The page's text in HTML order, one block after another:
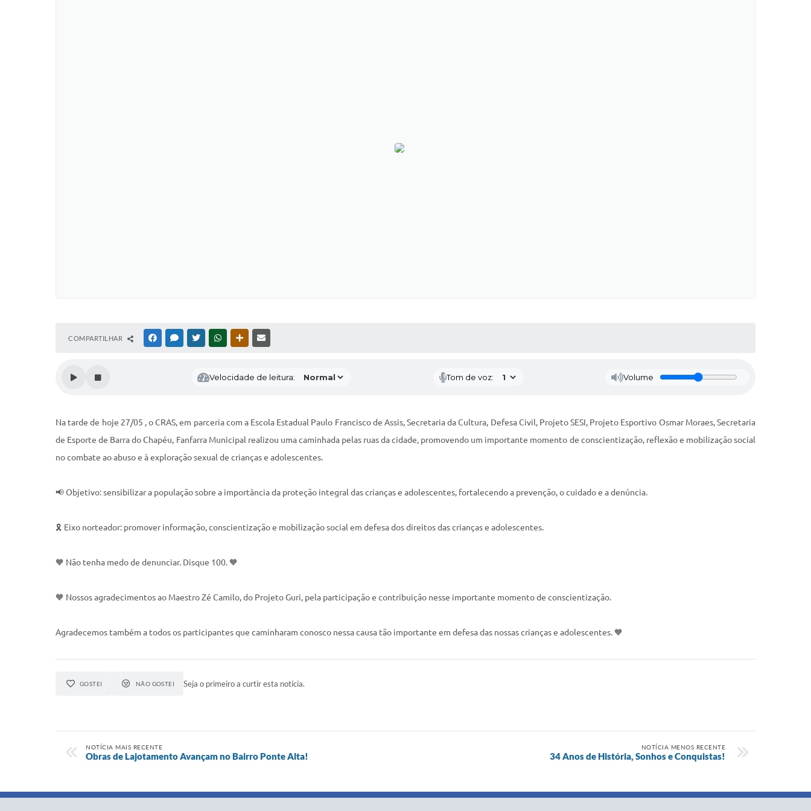
COMPARTILHAR FACEBOOKMESSENGER
TWITTERWHATSAPPOUTRAS MÍDIAS
Velocidade de leitura: Tom de voz: Volume
Na tarde de hoje 27/05 , o CRAS, em parceria com a Escola Estadual Paulo Francisco de Assis, Secretaria da Cultura, Defesa Civil, Projeto SESI, Projeto Esportivo Osmar Moraes, Secretaria
de Esporte de Barra do Chapéu, Fanfarra Municipal realizou uma caminhada pelas ruas da cidade, promovendo um importante momento de conscientização, reflexão e mobilização social
no combate ao abuso e à exploração sexual de crianças e adolescentes.
📢 Objetivo: sensibilizar a população sobre a importância da proteção integral das crianças e adolescentes, fortalecendo a prevenção, o cuidado e a denúncia.
🎗️ Eixo norteador: promover informação, conscientização e mobilização social em defesa dos direitos das crianças e adolescentes.
🧡 Não tenha medo de denunciar. Disque 100. 🧡
🧡 Nossos agradecimentos ao Maestro Zé Camilo, do Projeto Guri, pela participação e contribuição nesse importante momento de conscientização.
Agradecemos também a todos os participantes que caminharam conosco nessa causa tão importante em defesa das nossas crianças e adolescentes. 🧡
GOSTEI NÃO GOSTEI Seja o primeiro a curtir esta notícia.
NOTÍCIA MAIS RECENTE
Obras de Lajotamento Avançam no Bairro Ponte Alta!
NOTÍCIA MENOS RECENTE
34 Anos de História, Sonhos e Conquistas!